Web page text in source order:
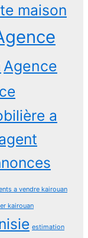
maison
Agence
a
a vendre kairouan
kairouan
estimation